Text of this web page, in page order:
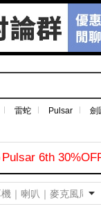
雷蛇 Pulsar 劍
6th